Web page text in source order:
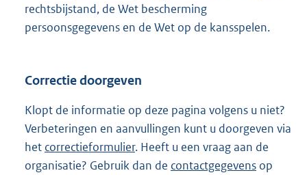
rechtsbijstand, de Wet bescherming
persoonsgegevens en de Wet op de kansspelen.
Correctie doorgeven
Klopt de informatie op deze pagina volgens u niet?
Verbeteringen en aanvullingen kunt u doorgeven via
het correctieformulier. Heeft u een vraag aan de
organisatie? Gebruik dan de contactgegevens op